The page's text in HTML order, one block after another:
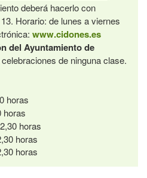
deberá hacerlo con
Horario: de lunes a viernes
www.cidones.es
del Ayuntamiento de
de ninguna clase.
horas
horas
horas
horas